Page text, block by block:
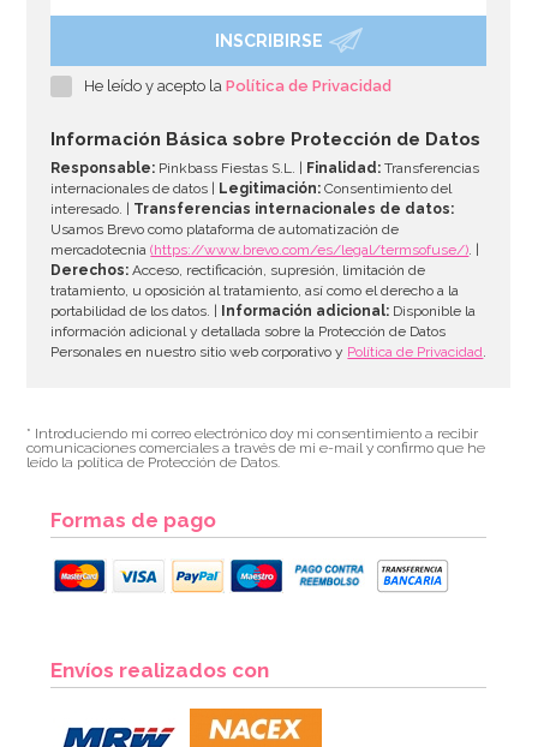
INSCRIBIRSE
He leído y acepto laPolítica de Privacidad
Información Básica sobre Protección de Datos
Responsable: Pinkbass Fiestas S.L. | Finalidad: Transferencias
internacionales de datos |
Legitimación: Consentimiento del
interesado. | Transferencias internacionales de datos:
Usamos Brevo como plataforma de automatización de
mercadotecnia(https://www.brevo.com/es/legal/termsofuse/). |
Derechos: Acceso, rectificación, supresión, limitación de
tratamiento, u oposición al tratamiento, así como el derecho a la
portabilidad de los datos. |
Información adicional: Disponible la
información adicional y detallada sobre la Protección de Datos
Personales en nuestro sitio web corporativo y Política de Privacidad.
* Introduciendo mi correo electrónico doy mi consentimiento a recibir
comunicaciones comerciales a través de mi e-mail y confirmo que he
leído la política de Protección de Datos.
Formas de pago
Envíos realizados con